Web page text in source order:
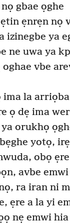
gbae ọghe
ẹnrẹn nọ
izinegbe ya
ne uwa ya
oghae vbe
ima la
ọ dẹ ima
orukhọ
yotọ,
obọ
avbe
ra iran ni
ẹre a la yi
nẹ emwi